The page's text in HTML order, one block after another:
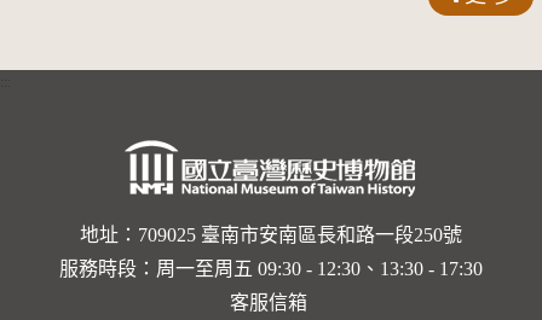
地址：709025 臺南市安南區長和路一段250號
服務時段：周一至周五 09:30 - 12:30、13:30 - 17:30
客服信箱